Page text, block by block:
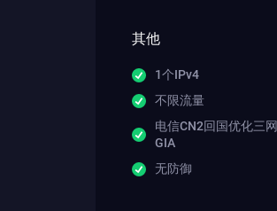
其他
1个IPv4
不限流量
电信CN2回国优化三网
GIA
无防御